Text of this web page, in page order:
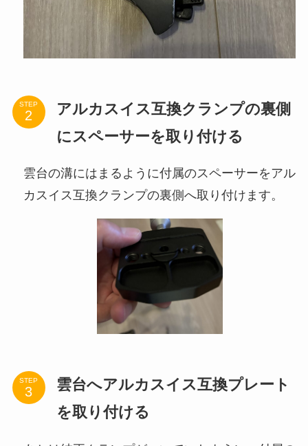
STEP
アルカスイス互換クランプの裏側
にスペーサーを取り付ける
雲台の溝にはまるように付属のスペーサーをアル
カスイス互換クランプの裏側へ取り付けます。
STEP
雲台へアルカスイス互換プレート
を取り付ける